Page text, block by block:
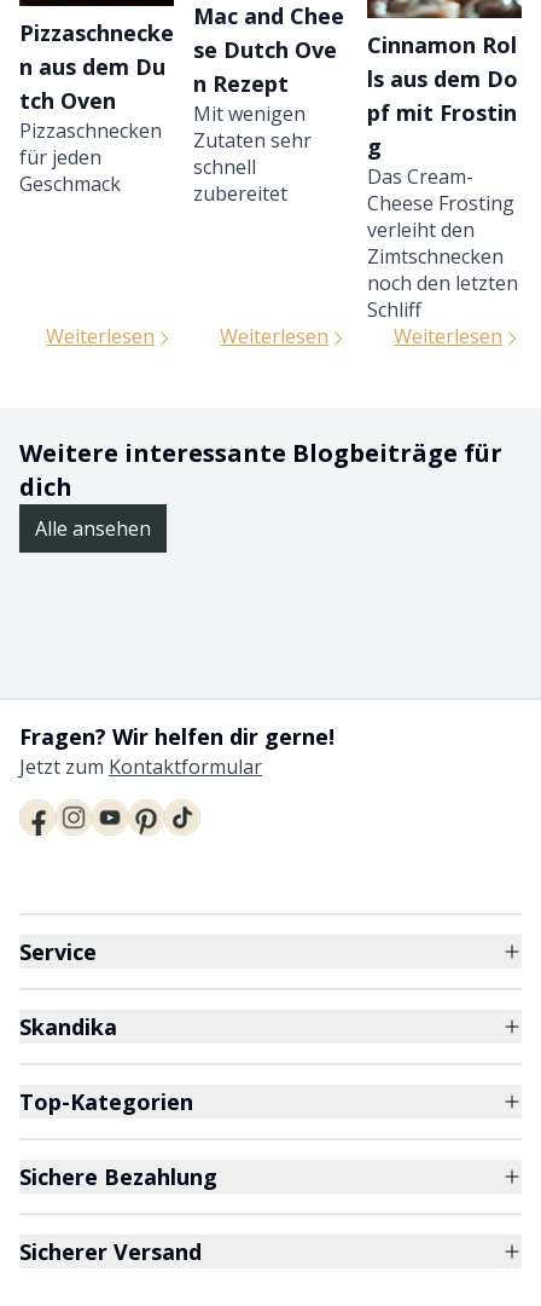
Pizzaschnecke
n aus dem Du
tch Oven
Pizzaschnecken
für jeden
Geschmack
Weiterlesen
Mac and Chee
se Dutch Ove
n Rezept
Mit wenigen
Zutaten sehr
schnell
zubereitet
Weiterlesen
Cinnamon Rol
ls aus dem Do
pf mit Frostin
g
Das Cream-
Cheese Frosting
verleiht den
Zimtschnecken
noch den letzten
Schliff
Weiterlesen
Weitere interessante Blogbeiträge für
dich
Alle ansehen
Fragen? Wir helfen dir gerne!
Jetzt zum Kontaktformular
Service
Skandika
Top-Kategorien
Sichere Bezahlung
Sicherer Versand